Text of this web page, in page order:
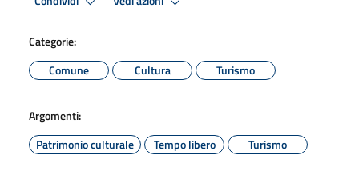
Categorie:
Comune
Cultura Turismo
Argomenti:
Patrimonio culturale
Tempo libero Turismo